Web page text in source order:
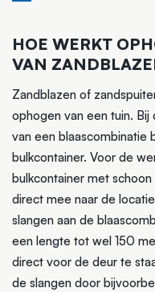
HOE WERKT
VAN
Zandblazen of
ophogen van een tuin.
van een blaascombinatie
bulkcontainer. Voor de
bulkcontainer met
direct mee naar de
slangen aan de
een lengte tot wel 150
direct voor de deur te
de slangen door